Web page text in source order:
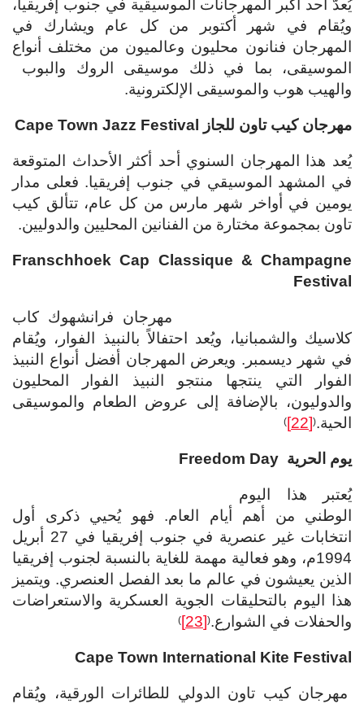
يُعدّ أحد أكبر المهرجانات الموسيقية في جنوب إفريقيا،
ويُقام في شهر أكتوبر من كل عام ويشارك في
المهرجان فنانون محليون وعالميون من مختلف أنواع
الموسيقى، بما في ذلك موسيقى الروك والبوب ​​
والهيب هوب والموسيقى الإلكترونية.
مهرجان كيب تاون للجاز Cape Town Jazz Festival
يُعد هذا المهرجان السنوي أحد أكثر الأحداث المتوقعة
في المشهد الموسيقي في جنوب إفريقيا. فعلى مدار
يومين في أواخر شهر مارس من كل عام، تتألق كيب
تاون بمجموعة مختارة من الفنانين المحليين والدوليين.
Franschhoek Cap Classique & Champagne
Festival
مهرجان فرانشهوك كاب
كلاسيك والشمبانيا، ويُعد احتفالاً بالنبيذ الفوار، ويُقام
في شهر ديسمبر. ويعرض المهرجان أفضل أنواع النبيذ
الفوار التي ينتجها منتجو النبيذ الفوار المحليون
والدوليون، بالإضافة إلى عروض الطعام والموسيقى
الحية.(
[22]
)
يوم الحرية Freedom Day
يُعتبر هذا اليوم
الوطني من أهم أيام العام. فهو يُحيي ذكرى أول
انتخابات غير عنصرية في جنوب إفريقيا في 27 أبريل
1994م، وهو فعالية مهمة للغاية بالنسبة لجنوب إفريقيا
الذين يعيشون في عالم ما بعد الفصل العنصري. ويتميز
هذا اليوم بالتحليقات الجوية العسكرية والاستعراضات
والحفلات في الشوارع.(
[23]
)
Cape Town International Kite Festival
مهرجان كيب تاون الدولي للطائرات الورقية، ويُقام